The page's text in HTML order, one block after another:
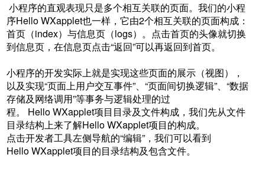
小程序的直观表现只是多个相互关联的页面。我们的小程
序Hello WXapplet也一样，它由2个相互关联的页面构成：
首页（index）与信息页（logs）。点击首页的头像就切换
到信息页，在信息页点击“返回”可以再返回到首页。
小程序的开发实际上就是实现这些页面的展示（视图），
以及实现“页面上用户交互事件”、“页面间切换逻辑”、“数据
存储及网络调用”等事务与逻辑处理的过
程。 Hello WXapplet项目目录及文件构成，我们先从文件
目录结构上来了解Hello WXapplet项目的构成。
点击开发者工具左侧导航的“编辑”，我们可以看到
Hello WXapplet项目的目录结构及包含文件。